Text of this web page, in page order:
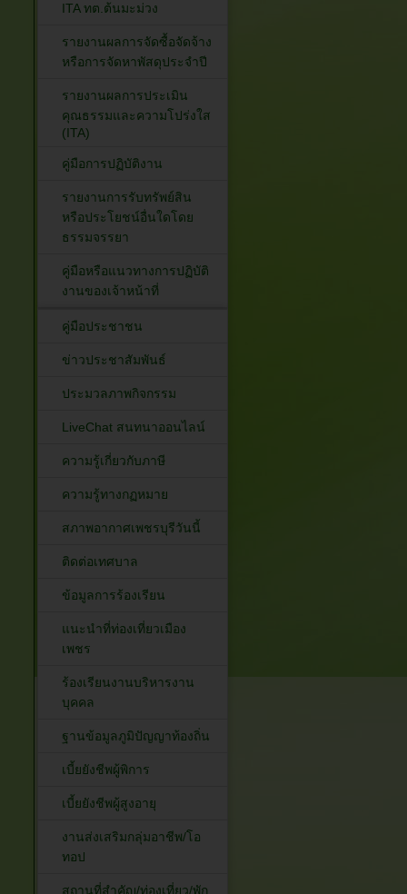
ITA ทต.ต้นมะม่วง
รายงานผลการจัดซื้อจัดจ้าง
หรือการจัดหาพัสดุประจำปี
รายงานผลการประเมิน
คุณธรรมและความโปร่งใส
(ITA)
คู่มือการปฏิบัติงาน
รายงานการรับทรัพย์สิน
หรือประโยชน์อื่นใดโดย
ธรรมจรรยา
คู่มือหรือแนวทางการปฏิบัติ
งานของเจ้าหน้าที่
คู่มือประชาชน
ข่าวประชาสัมพันธ์
ประมวลภาพกิจกรรม
LiveChat สนทนาออนไลน์
ความรู้เกี่ยวกับภาษี
ความรู้ทางกฏหมาย
สภาพอากาศเพชรบุรีวันนี้
ติดต่อเทศบาล
ข้อมูลการร้องเรียน
แนะนำที่ท่องเที่ยวเมือง
เพชร
ร้องเรียนงานบริหารงาน
บุคคล
ฐานข้อมูลภูมิปัญญาท้องถิ่น
เบี้ยยังชีพผู้พิการ
เบี้ยยังชีพผู้สูงอายุ
งานส่งเสริมกลุ่มอาชีพ/โอ
ทอป
สถานที่สำคัญ/ท่องเที่ยว/พัก